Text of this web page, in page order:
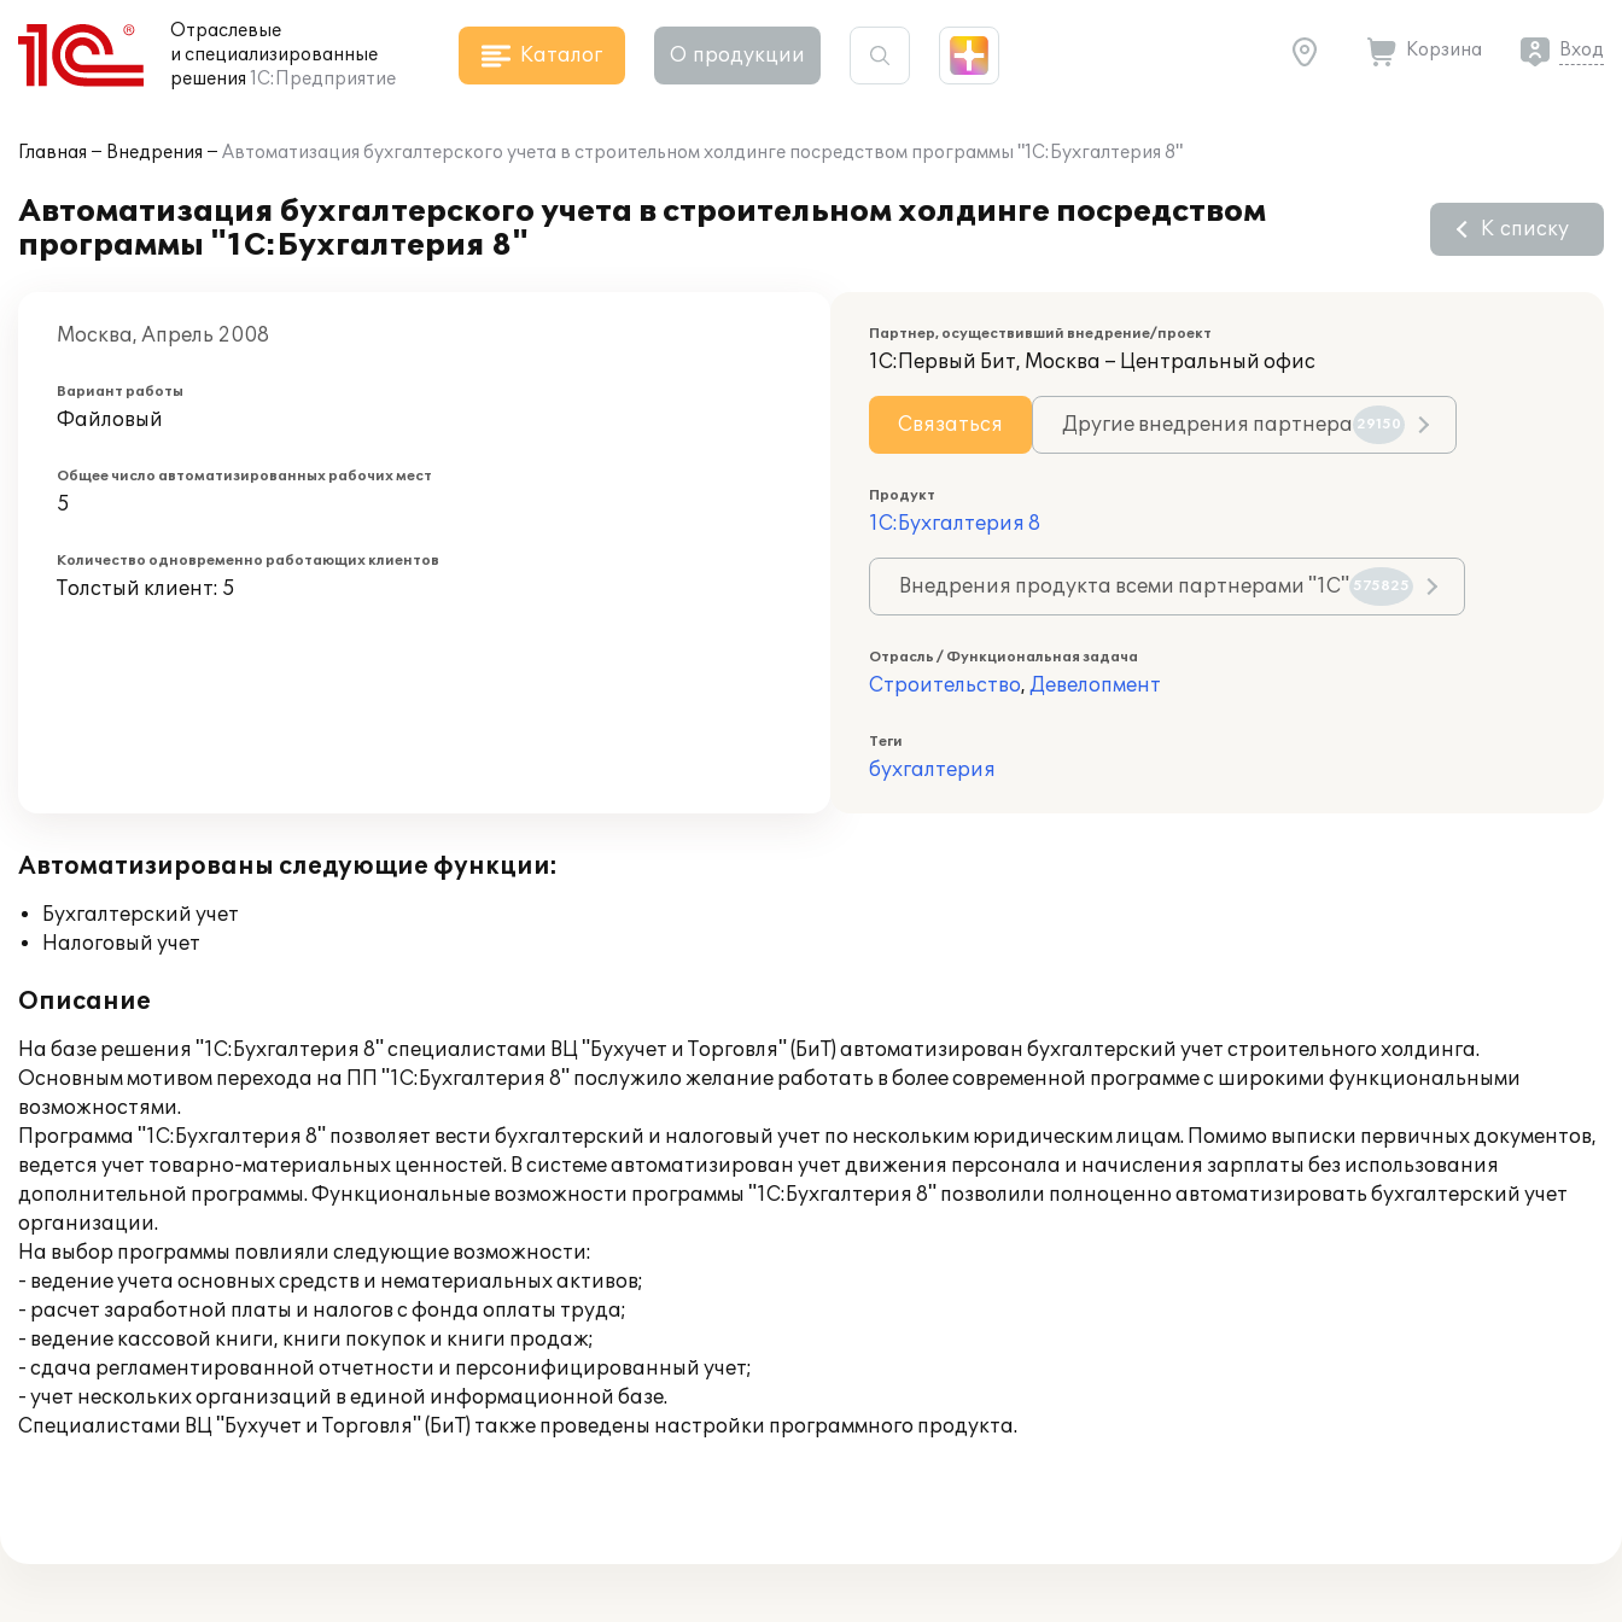
Отраслевые
и специализированные
решения 1С:Предприятие
Каталог О продукции Корзина Вход
Главная Внедрения Автоматизация бухгалтерского учета в строительном холдинге посредством программы "1С:Бухгалтерия 8"
Автоматизация бухгалтерского учета в строительном холдинге посредством
программы "1С:Бухгалтерия 8"
К списку
Москва, Апрель 2008
Вариант работы
Файловый
Общее число автоматизированных рабочих мест
5
Количество одновременно работающих клиентов
Толстый клиент: 5
Партнер, осуществивший внедрение/проект
1С:Первый Бит, Москва – Центральный офис
Связаться Другие внедрения партнера 29150
Продукт
1С:Бухгалтерия 8
Внедрения продукта всеми партнерами "1С" 575825
Отрасль / Функциональная задача
Строительство, Девелопмент
Теги
бухгалтерия
Автоматизированы следующие функции:
Бухгалтерский учет
Налоговый учет
Описание
На базе решения "1С:Бухгалтерия 8" специалистами ВЦ "Бухучет и Торговля" (БиТ) автоматизирован бухгалтерский учет строительного холдинга.
Основным мотивом перехода на ПП "1С:Бухгалтерия 8" послужило желание работать в более современной программе с широкими функциональными
возможностями.
Программа "1С:Бухгалтерия 8" позволяет вести бухгалтерский и налоговый учет по нескольким юридическим лицам. Помимо выписки первичных документов,
ведется учет товарно-материальных ценностей. В системе автоматизирован учет движения персонала и начисления зарплаты без использования
дополнительной программы. Функциональные возможности программы "1С:Бухгалтерия 8" позволили полноценно автоматизировать бухгалтерский учет
организации.
На выбор программы повлияли следующие возможности:
- ведение учета основных средств и нематериальных активов;
- расчет заработной платы и налогов с фонда оплаты труда;
- ведение кассовой книги, книги покупок и книги продаж;
- сдача регламентированной отчетности и персонифицированный учет;
- учет нескольких организаций в единой информационной базе.
Специалистами ВЦ "Бухучет и Торговля" (БиТ) также проведены настройки программного продукта.